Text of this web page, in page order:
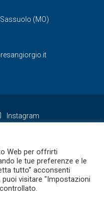
(MO)
Instagram
Web per offrirti
le tue preferenze e le
tutto” acconsenti
puoi visitare "Impostazioni